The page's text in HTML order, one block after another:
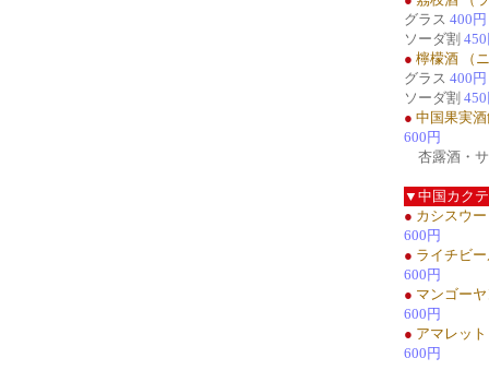
グラス 400円
ソーダ割
● 檸檬酒 （
グラス 400円
ソーダ割
● 中国果実
600円
杏露酒・
▼中国カク
● カシスウ
600円
● ライチビ
600円
● マンゴー
600円
● アマレッ
600円